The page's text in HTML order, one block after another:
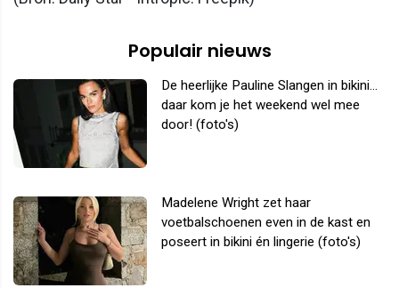
Populair nieuws
De heerlijke Pauline Slangen in bikini...
daar kom je het weekend wel mee
door! (foto's)
Madelene Wright zet haar
voetbalschoenen even in de kast en
poseert in bikini én lingerie (foto's)